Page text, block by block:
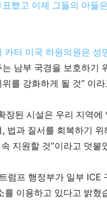
했고 이제 그들의 아들
카터 미국 하원의원은 성
남부 국경을 보호하기
를 강화하게 될 것” 이
장된 시설은 우리 지역에
법과 질서를 회복하기
지원할 것”이라고 덧붙
트럼프 행정부가 일부 ICE
를 이용하고 있다고 밝혔